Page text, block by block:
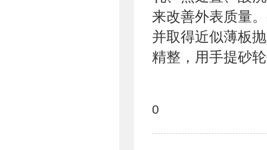
来改善外表质量
并取得近似薄板
精整，用手提砂
0